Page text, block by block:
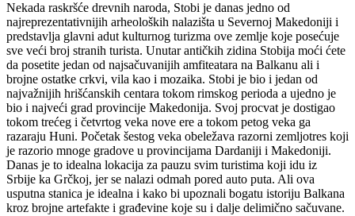
Nekada raskršće drevnih naroda, Stobi je danas jedno od
najreprezentativnijih arheoloških nalazišta u Severnoj Makedoniji i
predstavlja glavni adut kulturnog turizma ove zemlje koje posećuje
sve veći broj stranih turista. Unutar antičkih zidina Stobija moći ćete
da posetite jedan od najsačuvanijih amfiteatara na Balkanu ali i
brojne ostatke crkvi, vila kao i mozaika. Stobi je bio i jedan od
najvažnijih hrišćanskih centara tokom rimskog perioda a ujedno je
bio i najveći grad provincije Makedonija. Svoj procvat je dostigao
tokom trećeg i četvrtog veka nove ere a tokom petog veka ga
razaraju Huni. Početak šestog veka obeležava razorni zemljotres koji
je razorio mnoge gradove u provincijama Dardaniji i Makedoniji.
Danas je to idealna lokacija za pauzu svim turistima koji idu iz
Srbije ka Grčkoj, jer se nalazi odmah pored auto puta. Ali ova
usputna stanica je idealna i kako bi upoznali bogatu istoriju Balkana
kroz brojne artefakte i građevine koje su i dalje delimično sačuvane.